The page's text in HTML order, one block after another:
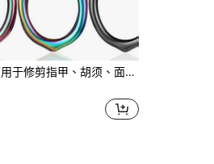
1把不锈钢眉剪，可用于修剪指甲、胡须、面部毛发和眉毛，轻松打造精致妆容。适用于化妆、家居装饰、梳妆台、旅行、卧室等场合。这款化妆工具价格实惠，是圣诞礼物、礼品、女士礼物、圣诞礼物、赠品、旅行必备品等的理想之选。